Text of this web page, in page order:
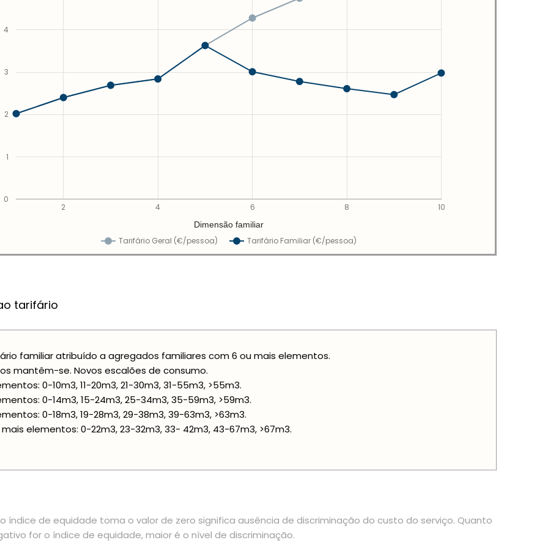
Tarifário Geral (€/pessoa) Tarifário Familiar (€/pessoa)
2 4 6 8 10
0
1
2
3
4
Dimensão familiar
tarifário
familiar atribuído a agregados familiares com 6 ou mais elementos.
mantêm-se. Novos escalões de consumo.
0-10m3, 11-20m3, 21-30m3, 31-55m3, >55m3.
0-14m3, 15-24m3, 25-34m3, 35-59m3, >59m3.
0-18m3, 19-28m3, 29-38m3, 39-63m3, >63m3.
elementos: 0-22m3, 23-32m3, 33- 42m3, 43-67m3, >67m3.
índice de equidade toma o valor de zero significa ausência de discriminação do custo do serviço. Quanto
for o índice de equidade, maior é o nível de discriminação.